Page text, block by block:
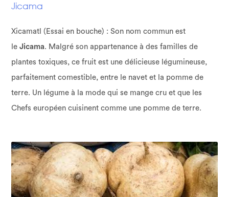
Jicama
Xicamatl (Essai en bouche) : Son nom commun est
leJicama. Malgré son appartenance à des familles de
plantes toxiques, ce fruit est une délicieuse légumineuse,
parfaitement comestible, entre le navet et la pomme de
terre. Un légume à la mode qui se mange cru et que les
Chefs européen cuisinent comme une pomme de terre.